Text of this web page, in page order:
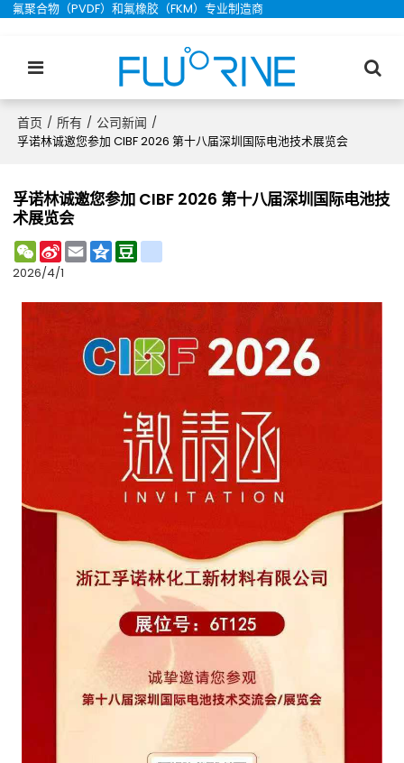
氟聚合物（PVDF）和氟橡胶（FKM）专业制造商
首页 / 所有 / 公司新闻 /
孚诺林诚邀您参加 CIBF 2026 第十八届深圳国际电池技术展览会
孚诺林诚邀您参加 CIBF 2026 第十八届深圳国际电池技
术展览会
WeChat
Sina
Weibo
EmailQzone
2026/4/1